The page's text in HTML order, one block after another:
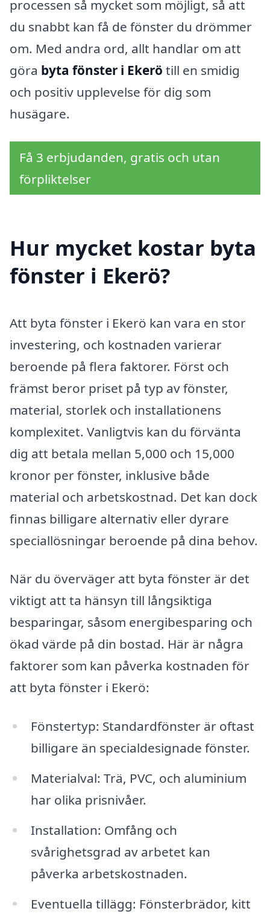
processen så mycket som möjligt, så att
du snabbt kan få de fönster du drömmer
om. Med andra ord, allt handlar om att
göra byta fönster i Ekerö till en smidig
och positiv upplevelse för dig som
husägare.
Få 3 erbjudanden, gratis och utan
förpliktelser
Hur mycket kostar byta
fönster i Ekerö?
Att byta fönster i Ekerö kan vara en stor
investering, och kostnaden varierar
beroende på flera faktorer. Först och
främst beror priset på typ av fönster,
material, storlek och installationens
komplexitet. Vanligtvis kan du förvänta
dig att betala mellan 5,000 och 15,000
kronor per fönster, inklusive både
material och arbetskostnad. Det kan dock
finnas billigare alternativ eller dyrare
speciallösningar beroende på dina behov.
När du överväger att byta fönster är det
viktigt att ta hänsyn till långsiktiga
besparingar, såsom energibesparing och
ökad värde på din bostad. Här är några
faktorer som kan påverka kostnaden för
att byta fönster i Ekerö:
Fönstertyp: Standardfönster är oftast
billigare än specialdesignade fönster.
Materialval: Trä, PVC, och aluminium
har olika prisnivåer.
Installation: Omfång och
svårighetsgrad av arbetet kan
påverka arbetskostnaden.
Eventuella tillägg: Fönsterbrädor, kitt